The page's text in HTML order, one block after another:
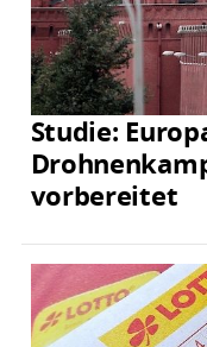
Studie:
vorbereitet